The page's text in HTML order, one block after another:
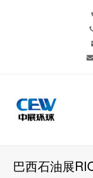
巴西石油展